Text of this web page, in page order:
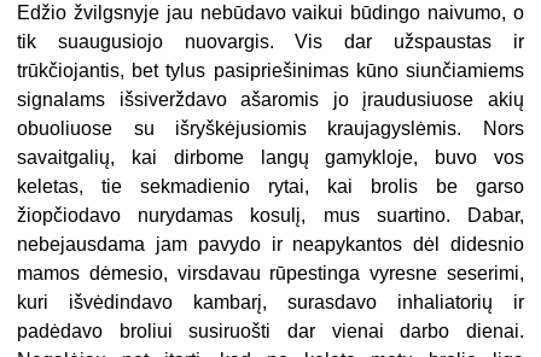
Edžio žvilgsnyje jau nebūdavo vaikui būdingo naivumo, o
tik suaugusiojo nuovargis. Vis dar užspaustas ir
trūkčiojantis, bet tylus pasipriešinimas kūno siunčiamiems
signalams išsiverždavo ašaromis jo įraudusiuose akių
obuoliuose su išryškėjusiomis kraujagyslėmis. Nors
savaitgalių, kai dirbome langų gamykloje, buvo vos
keletas, tie sekmadienio rytai, kai brolis be garso
žiopčiodavo nurydamas kosulį, mus suartino. Dabar,
nebejausdama jam pavydo ir neapykantos dėl didesnio
mamos dėmesio, virsdavau rūpestinga vyresne seserimi,
kuri išvėdindavo kambarį, surasdavo inhaliatorių ir
padėdavo broliui susiruošti dar vienai darbo dienai.